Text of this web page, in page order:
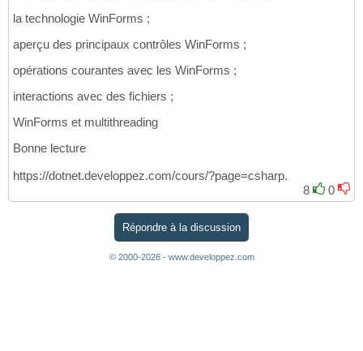
la technologie WinForms ;
aperçu des principaux contrôles WinForms ;
opérations courantes avec les WinForms ;
interactions avec des fichiers ;
WinForms et multithreading
Bonne lecture
https://dotnet.developpez.com/cours/?page=csharp.
8
0
Répondre à la discussion
© 2000-2026 - www.developpez.com